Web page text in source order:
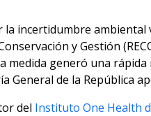
la incertidumbre
y Gestión
medida generó una
General de la República
del Instituto One Health